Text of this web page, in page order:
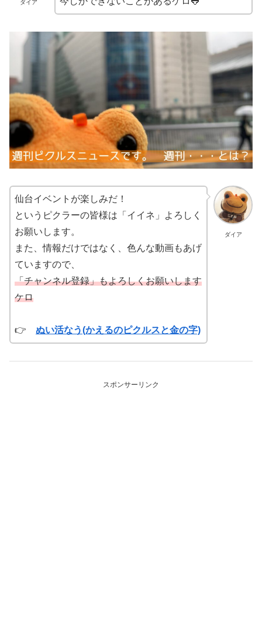
ダイア
ダイア
仙台イベントが楽しみだ！
というピクラーの皆様は「イイネ」よろしく
お願いします。
また、情報だけではなく、色んな動画もあげ
ていますので、
「チャンネル登録」もよろしくお願いします
ケロ
👉 ぬい活なう(かえるのピクルスと金の字)
スポンサーリンク